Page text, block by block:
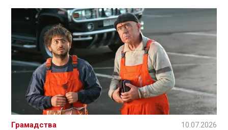
Грамадства 10.07.2026